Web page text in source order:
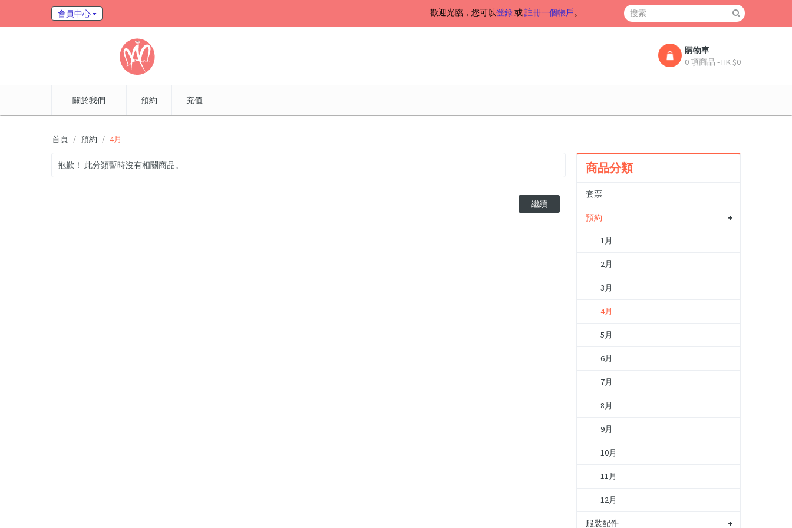
會員中心 歡迎光臨，您可以登錄或註冊一個帳戶。
購物車
0 項商品 - HK $0
關於我們 預約 充值
首頁 預約 4月
抱歉！ 此分類暫時沒有相關商品。
繼續
商品分類
套票
預約
1月
2月
3月
4月
5月
6月
7月
8月
9月
10月
11月
12月
服裝配件